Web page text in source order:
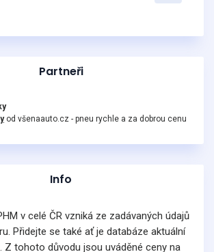
Partneři
od všenaauto.cz - pneu rychle a za dobrou cenu
Info
v celé ČR vzniká ze zadávaných údajů
Přidejte se také ať je databáze aktuální
Z tohoto důvodu jsou uváděné ceny na